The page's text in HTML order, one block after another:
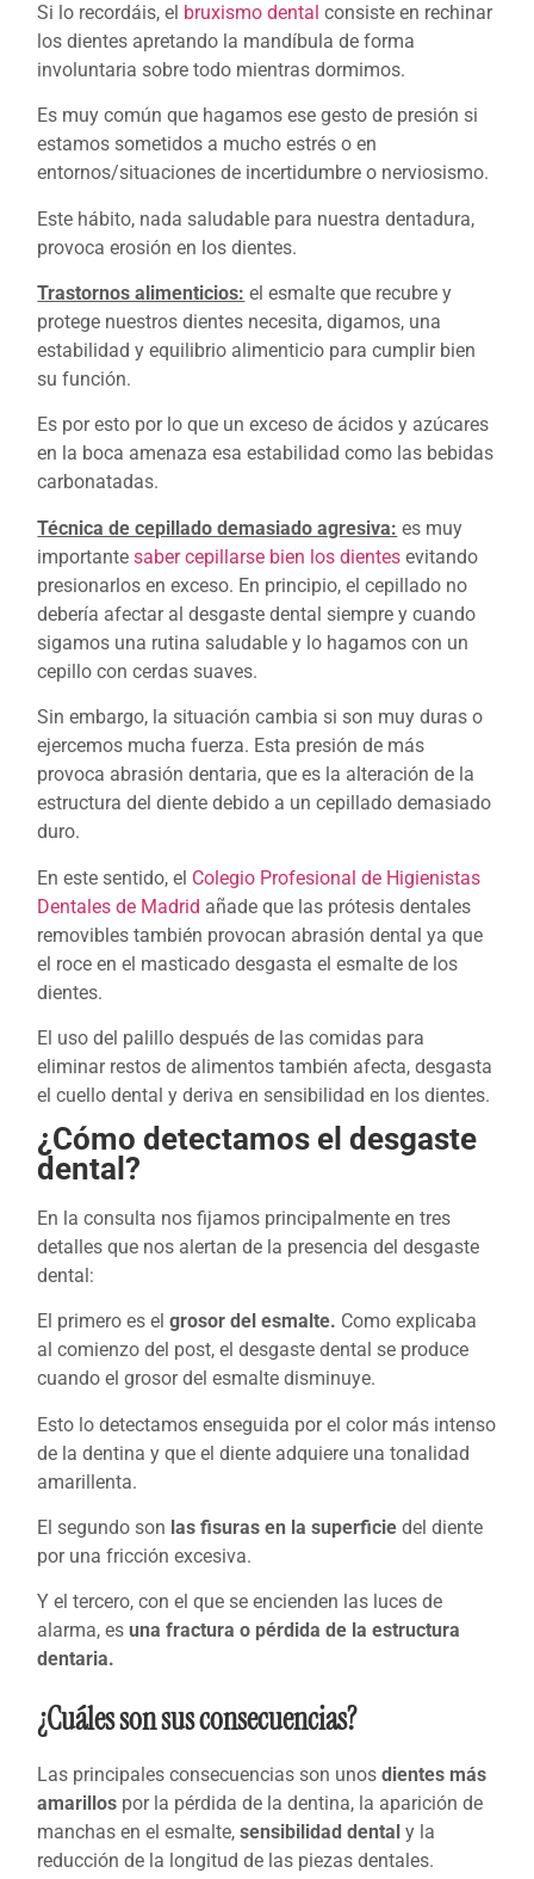
Si lo recordáis, el bruxismo dental consiste en rechinar
los dientes apretando la mandíbula de forma
involuntaria sobre todo mientras dormimos.
Es muy común que hagamos ese gesto de presión si
estamos sometidos a mucho estrés o en
entornos/situaciones de incertidumbre o nerviosismo.
Este hábito, nada saludable para nuestra dentadura,
provoca erosión en los dientes.
Trastornos alimenticios: el esmalte que recubre y
protege nuestros dientes necesita, digamos, una
estabilidad y equilibrio alimenticio para cumplir bien
su función.
Es por esto por lo que un exceso de ácidos y azúcares
en la boca amenaza esa estabilidad como las bebidas
carbonatadas.
Técnica de cepillado demasiado agresiva: es muy
importantesaber cepillarse bien los dientes evitando
presionarlos en exceso. En principio, el cepillado no
debería afectar al desgaste dental siempre y cuando
sigamos una rutina saludable y lo hagamos con un
cepillo con cerdas suaves.
Sin embargo, la situación cambia si son muy duras o
ejercemos mucha fuerza. Esta presión de más
provoca abrasión dentaria, que es la alteración de la
estructura del diente debido a un cepillado demasiado
duro.
En este sentido, el Colegio Profesional de Higienistas
Dentales de Madrid añade que las prótesis dentales
removibles también provocan abrasión dental ya que
el roce en el masticado desgasta el esmalte de los
dientes.
El uso del palillo después de las comidas para
eliminar restos de alimentos también afecta, desgasta
el cuello dental y deriva en sensibilidad en los dientes.
¿Cómo detectamos el desgaste
dental?
En la consulta nos fijamos principalmente en tres
detalles que nos alertan de la presencia del desgaste
dental:
El primero es elgrosor del esmalte. Como explicaba
al comienzo del post, el desgaste dental se produce
cuando el grosor del esmalte disminuye.
Esto lo detectamos enseguida por el color más intenso
de la dentina y que el diente adquiere una tonalidad
amarillenta.
El segundo son las fisuras en la superficie del diente
por una fricción excesiva.
Y el tercero, con el que se encienden las luces de
alarma, esuna fractura o pérdida de la estructura
dentaria.
¿Cuáles son sus consecuencias?
Las principales consecuencias son unosdientes más
amarillos por la pérdida de la dentina, la aparición de
manchas en el esmalte,sensibilidad dental y la
reducción de la longitud de las piezas dentales.